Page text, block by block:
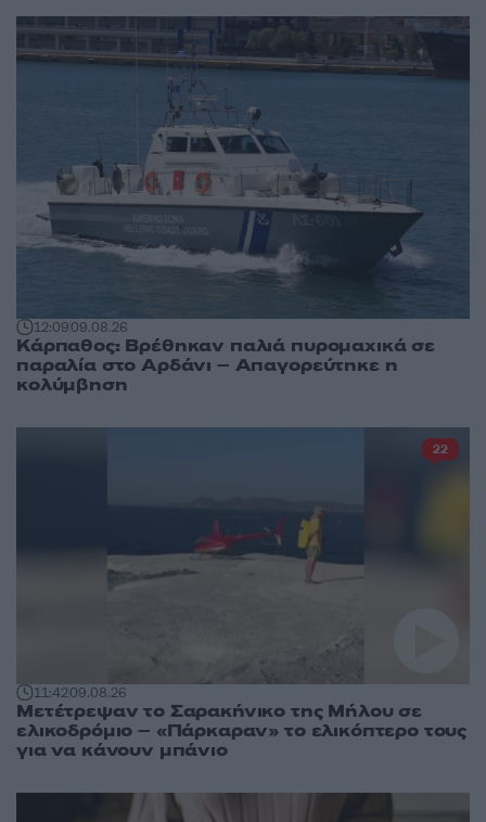
12:0909.08.26
Κάρπαθος: Βρέθηκαν παλιά πυρομαχικά σε
παραλία στο Αρδάνι – Απαγορεύτηκε η
κολύμβηση
11:4209.08.26
Μετέτρεψαν το Σαρακήνικο της Μήλου σε
ελικοδρόμιο – «Πάρκαραν» το ελικόπτερο τους
για να κάνουν μπάνιο
22